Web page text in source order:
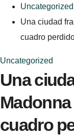
Uncategorized
Una ciudad
cuadro
Uncategorized
Una
cuadro